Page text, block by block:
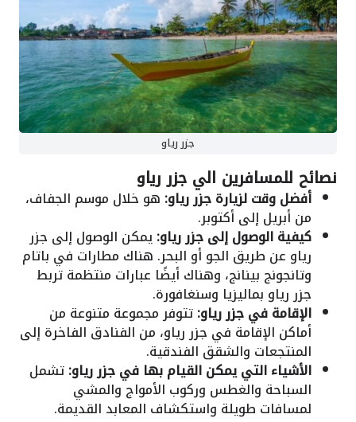
جزر رياو
نصائح للمسافرين الي جزر رياو
أفضل وقت لزيارة جزر رياو: هو خلال موسم الجفاف،
من أبريل إلى أكتوبر.
كيفية الوصول إلى جزر رياو:يمكن الوصول إلى جزر
رياو عن طريق الجو أو البحر. هناك مطارات في باتام
وتانجونج بينانج، وهناك أيضًا عبارات منتظمة تربط
جزر رياو بماليزيا وسنغافورة.
الإقامة في جزر رياو:تتوفر مجموعة متنوعة من
أماكن الإقامة في جزر رياو، من الفنادق الفاخرة إلى
المنتجعات والشقق الفندقية.
الأشياء التي يمكن القيام بها في جزر رياو:تشمل
السباحة والغطس وركوب الأمواج والمشي
لمسافات طويلة واستكشاف المعابد القديمة.